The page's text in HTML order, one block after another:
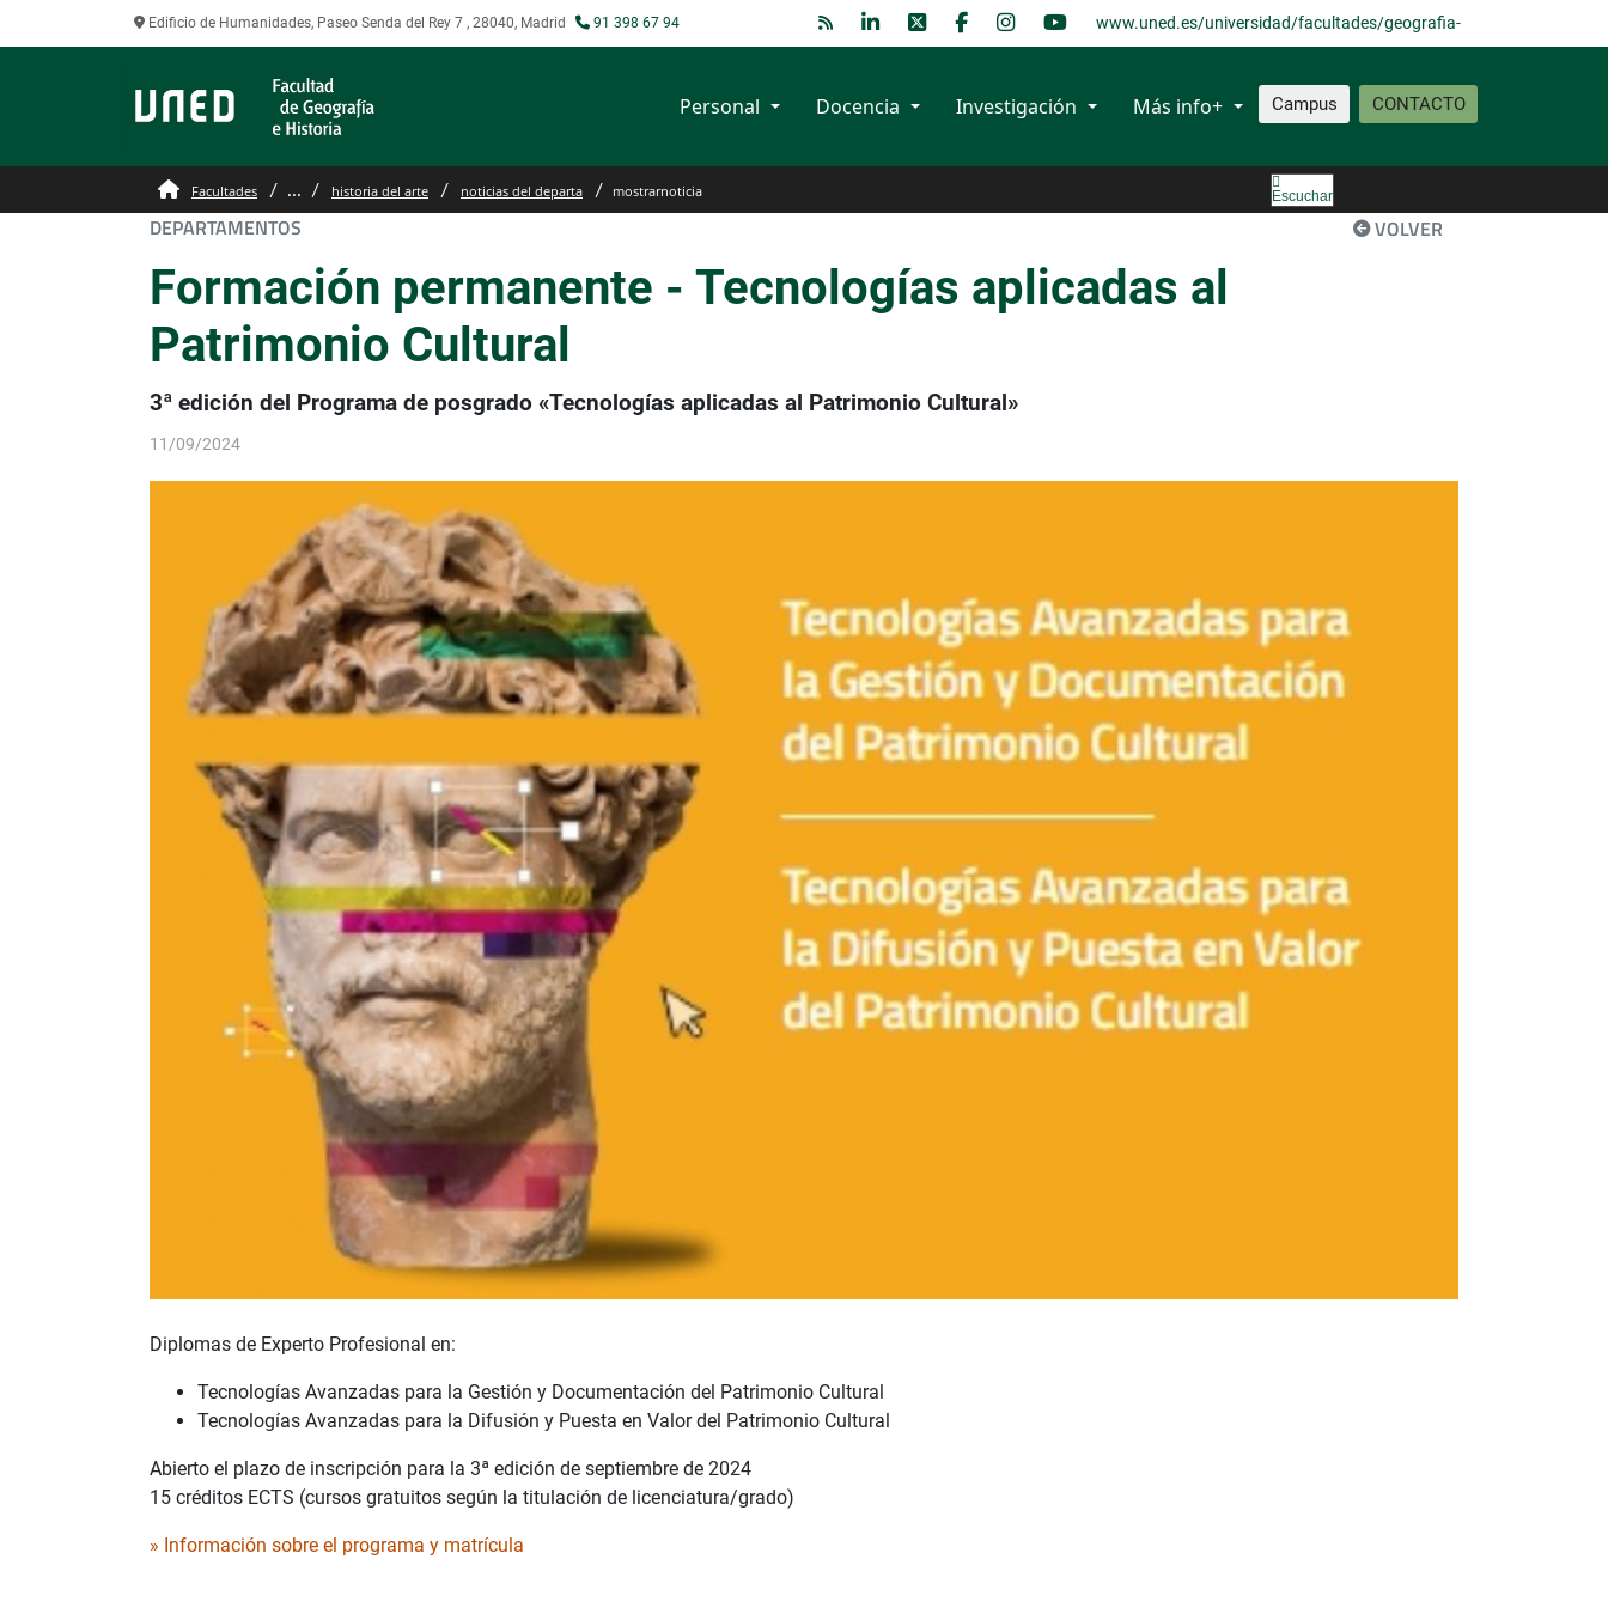
Edificio de Humanidades, Paseo Senda del Rey 7 , 28040, Madrid 91 398 67 94 www.uned.es/universidad/facultades/geografia-
Campus CONTACTO
Personal Docencia Investigación Más info+
Facultades ... historia del arte noticias del departa mostrarnoticia Escuchar
DEPARTAMENTOS VOLVER
Formación permanente - Tecnologías aplicadas al
Patrimonio Cultural
3ª edición del Programa de posgrado «Tecnologías aplicadas al Patrimonio Cultural»
11/09/2024
Diplomas de Experto Profesional en:
Tecnologías Avanzadas para la Gestión y Documentación del Patrimonio Cultural
Tecnologías Avanzadas para la Difusión y Puesta en Valor del Patrimonio Cultural
Abierto el plazo de inscripción para la 3ª edición de septiembre de 2024
15 créditos ECTS (cursos gratuitos según la titulación de licenciatura/grado)
» Información sobre el programa y matrícula